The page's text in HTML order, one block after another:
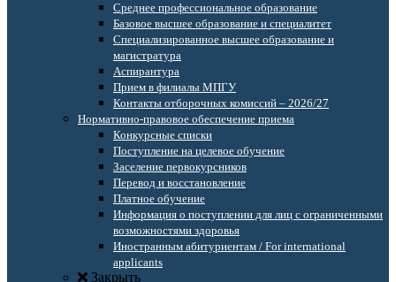
Среднее профессиональное образование
Базовое высшее образование и специалитет
Специализированное высшее образование и
магистратура
Аспирантура
Прием в филиалы МПГУ
Контакты отборочных комиссий – 2026/27
Нормативно-правовое обеспечение приема
Конкурсные списки
Поступление на целевое обучение
Заселение первокурсников
Перевод и восстановление
Платное обучение
Информация о поступлении для лиц с ограниченными
возможностями здоровья
Иностранным абитуриентам / For international
applicants
Закрыть